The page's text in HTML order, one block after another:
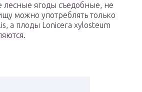
лесные ягоды съедобные, не
можно употреблять только
а плоды Lonicera xylosteum